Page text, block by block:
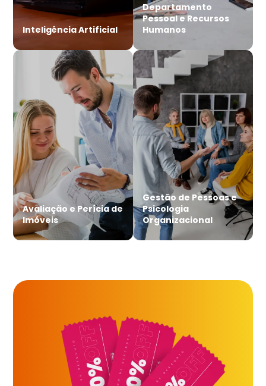
Inteligência Artificial
Departamento
Pessoal e Recursos
Humanos
Avaliação e Perícia de
Imóveis
Gestão de Pessoas e
Psicologia
Organizacional